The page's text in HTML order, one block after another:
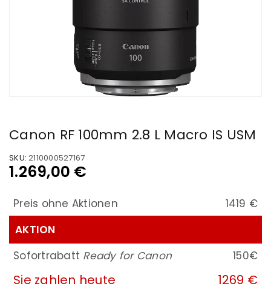
Canon RF 100mm 2.8 L Macro IS USM
SKU: 2110000527167
1.269,00 €
Preis ohne Aktionen
1419 €
AKTION
Sofortrabatt Ready for Canon 150€
Sie zahlen heute 1269 €